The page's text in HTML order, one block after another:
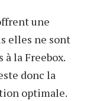
une
elles ne sont
la Freebox.
donc la
optimale.